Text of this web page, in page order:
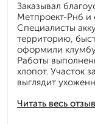
Читать весь отзыв
Заказывал
Метпроект-Рнб и
Специалисты
территорию,
оформили
Работы
хлопот. Участок
выглядит